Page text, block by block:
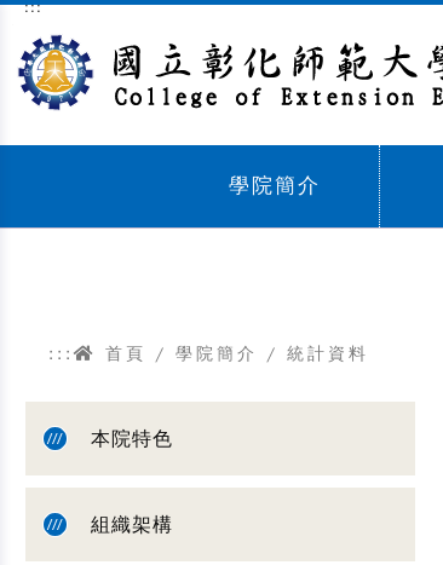
跳到主要內容區塊
:::
學院簡介
::: 首頁 / 學院簡介 / 統計資料
本院特色
組織架構